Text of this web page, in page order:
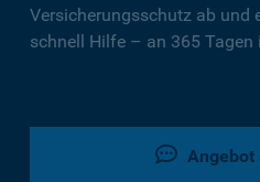
Versicherungsschutz ab und
schnell Hilfe – an 365 Tagen
Angebot